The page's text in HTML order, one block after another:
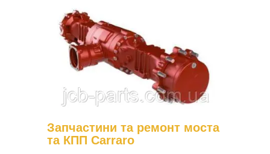
Запчастини та ремонт моста
та КПП Carraro